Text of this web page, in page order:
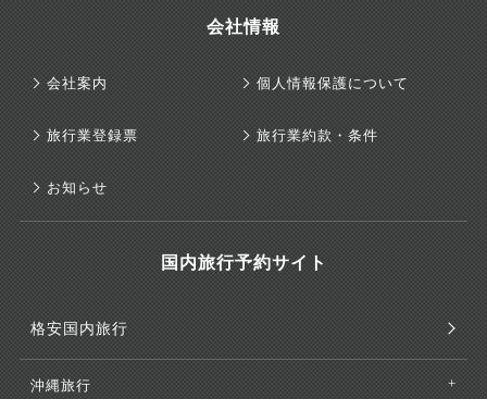
会社情報
会社案内 個人情報保護について
旅行業登録票 旅行業約款・条件
お知らせ
国内旅行予約サイト
格安国内旅行
沖縄旅行